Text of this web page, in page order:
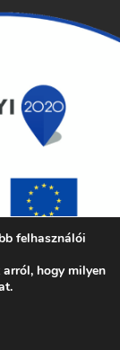
felhasználói
hogy milyen